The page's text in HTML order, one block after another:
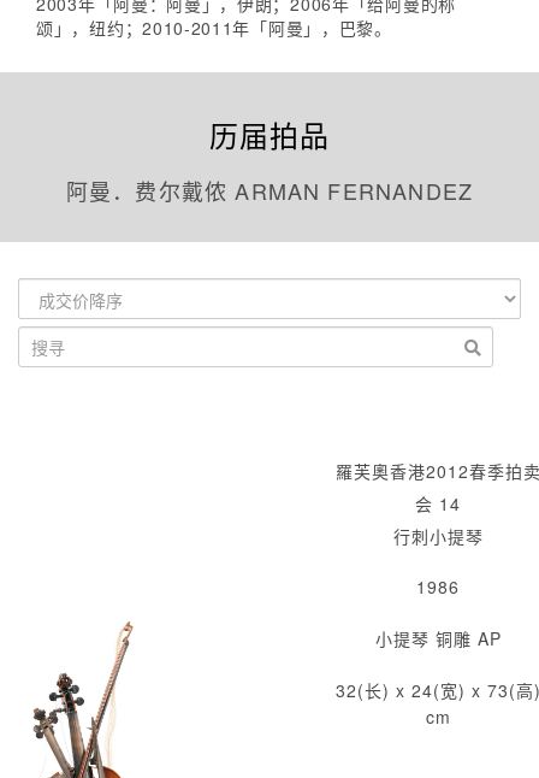
颂」，纽约；2010-2011年「阿曼」，巴黎。
历届拍品
阿曼．费尔戴侬 ARMAN FERNANDEZ
羅芙奧香港2012春季拍
会 14
行刺小提琴
1986
小提琴 铜雕 AP
32(长) x 24(宽) x 73(高
cm